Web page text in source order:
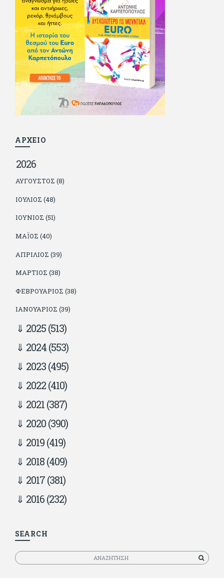
θέση. Κείμενο με την υπογραφή του πρωτοδημοσιεύτηκε στο
Φίλαθλο το 1992. Επέστρεψε οριστικά στην Ελλάδα το 1998,
δούλεψε για πολλούς (αφού δυσκολεύεται να πει όχι), και
κάποιοι, αν όχι και όλοι, τον πλήρωσαν κι έμειναν και
ευχαριστημένοι από τη συνεργασία. Σήμερα πλέον εργάζεται
στον Sport Fm (όπου έχει κλείσει εικοσαετία) και στη
Sportday. Επαίρεται ότι λίγοι έχουν δει περισσότερο
ποδόσφαιρο από τον ίδιο και θεωρεί τον εαυτό του τυχερό
γιατί είναι μέλος της γενιάς που απόλαυσε τους μεγαλύτερους
σε όλα τα σπορ. Δεν είναι παντρεμένος, αλλά θαυμάζει όσους
βρίσκουν το κουράγιο να το κάνουν. Αντίθετα από πολλούς
φίλους του δεν πληρώνει διατροφές. Ελπίζει ότι δεν έχει
παιδιά. Απειλεί ότι θα γράφει όσο υπάρχουν άνθρωποι που
ΑΡΧΕΙΟ
2026
ΑΎΓΟΥΣΤΟΣ (8)
ΙΟΎΛΙΟΣ (48)
ΙΟΎΝΙΟΣ (51)
ΜΆΙΟΣ (40)
ΑΠΡΊΛΙΟΣ (39)
ΜΆΡΤΙΟΣ (38)
ΦΕΒΡΟΥΆΡΙΟΣ (38)
ΙΑΝΟΥΆΡΙΟΣ (39)
2025(513)
2024(553)
2023(495)
2022(410)
2021(387)
2020(390)
2019(419)
2018(409)
2017(381)
2016(232)
SEARCH
Αναζητηση